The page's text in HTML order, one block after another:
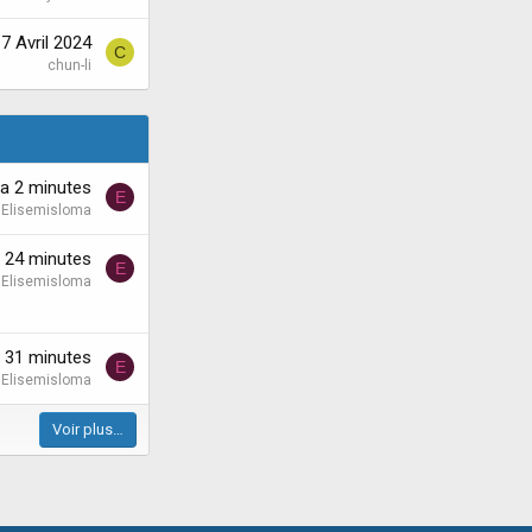
Avril 2024
chun-li
C
2 minutes
Elisemisloma
E
24 minutes
Elisemisloma
E
31 minutes
Elisemisloma
E
Voir plus…